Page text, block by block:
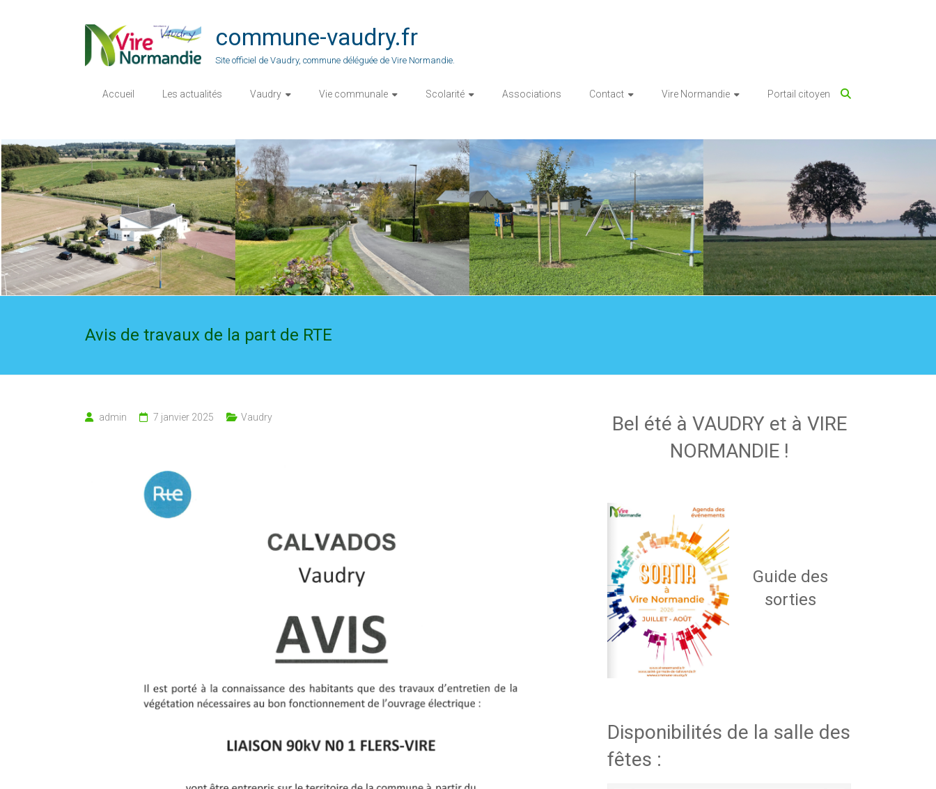
commune-vaudry.fr
Site officiel de Vaudry, commune déléguée de Vire Normandie.
Accueil Les actualités Vaudry Vie communale Scolarité Associations Contact Vire Normandie Portail citoyen
Avis de travaux de la part de RTE
admin 7 janvier 2025 Vaudry
Bel été à VAUDRY et à VIRE
NORMANDIE !
Guide des
sorties
Disponibilités de la salle des
fêtes :